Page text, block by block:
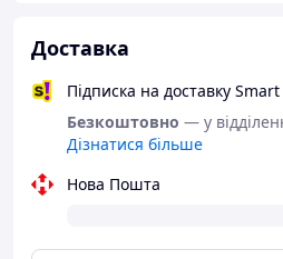
Доставка
Підписка на доставку Smart
Безкоштовно — у
Дізнатися більше
Нова Пошта